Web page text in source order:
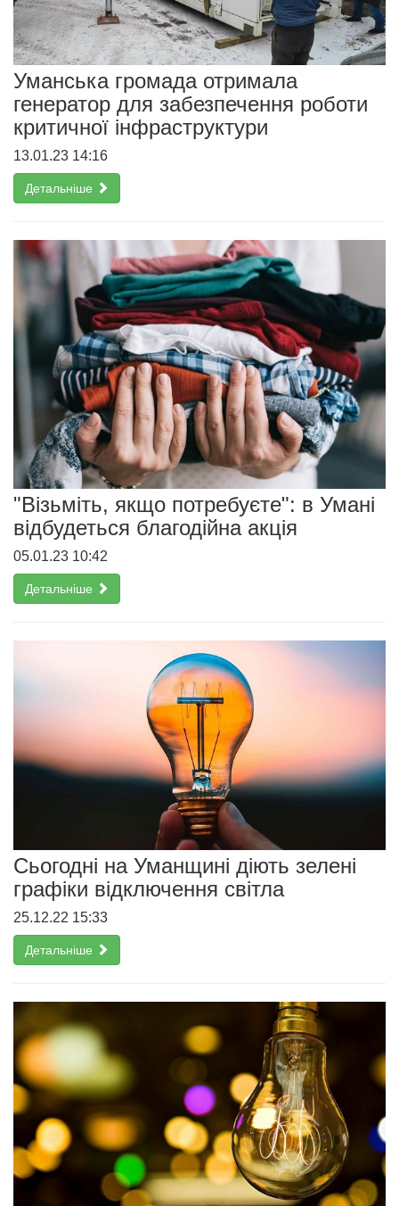
Уманська громада отримала
генератор для забезпечення роботи
критичної інфраструктури
13.01.23 14:16
Детальніше
"Візьміть, якщо потребуєте": в Умані
відбудеться благодійна акція
05.01.23 10:42
Детальніше
Сьогодні на Уманщині діють зелені
графіки відключення світла
25.12.22 15:33
Детальніше